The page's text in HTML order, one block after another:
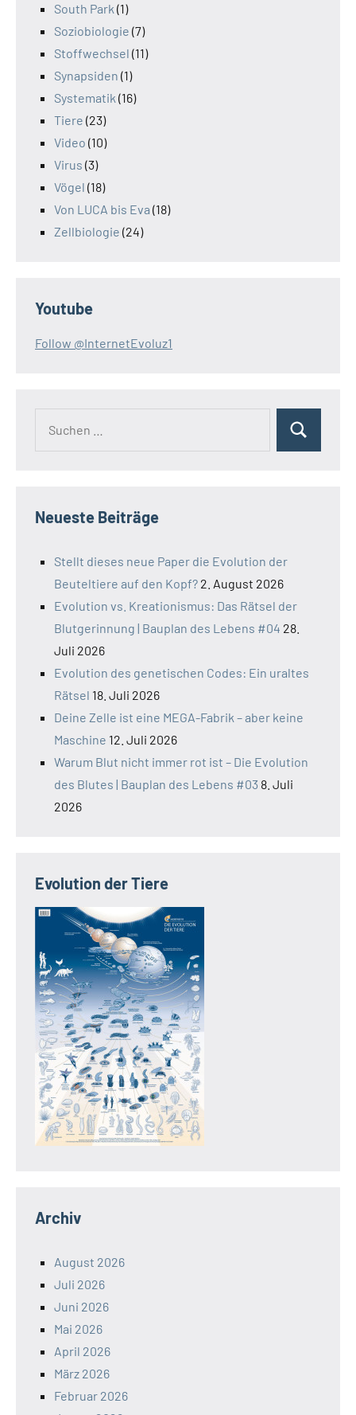
South Park (1)
Soziobiologie (7)
Stoffwechsel (11)
Synapsiden (1)
Systematik (16)
Tiere (23)
Video (10)
Virus (3)
Vögel (18)
Von LUCA bis Eva (18)
Zellbiologie (24)
Youtube
Follow @InternetEvoluz1
Suchen
Neueste Beiträge
Stellt dieses neue Paper die Evolution der
Beuteltiere auf den Kopf? 2. August 2026
Evolution vs. Kreationismus: Das Rätsel der
Blutgerinnung | Bauplan des Lebens #04 28.
Juli 2026
Evolution des genetischen Codes: Ein uraltes
Rätsel 18. Juli 2026
Deine Zelle ist eine MEGA-Fabrik – aber keine
Maschine 12. Juli 2026
Warum Blut nicht immer rot ist – Die Evolution
des Blutes | Bauplan des Lebens #03 8. Juli
2026
Evolution der Tiere
Archiv
August 2026
Juli 2026
Juni 2026
Mai 2026
April 2026
März 2026
Februar 2026